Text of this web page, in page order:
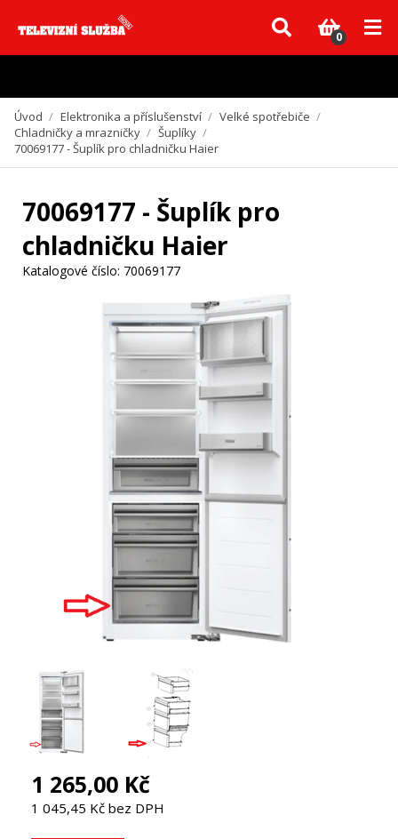
Vzhledem k aktuální situaci se může dodání dílů, které nejsou skladem,
zpozdit. Děkujeme za pochopení.
0
Úvod / Elektronika a příslušenství / Velké spotřebiče /
Chladničky a mrazničky / Šuplíky /
70069177 - Šuplík pro chladničku Haier
70069177 - Šuplík pro
chladničku Haier
Katalogové číslo: 70069177
1 265,00 Kč
1 045,45 Kč bez DPH